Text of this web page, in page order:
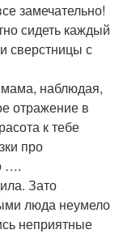
замечательно!
сидеть каждый
сверстницы с
мама, наблюдая,
отражение в
к тебе
про
….
Зато
люда неумело
неприятные